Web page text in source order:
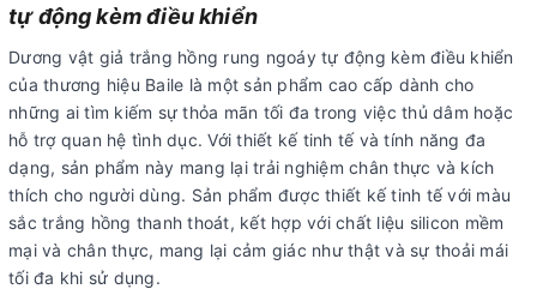
tự động kèm điều khiển
Dương vật giả trắng hồng rung ngoáy tự động kèm điều khiển
của thương hiệu Baile là một sản phẩm cao cấp dành cho
những ai tìm kiếm sự thỏa mãn tối đa trong việc thủ dâm hoặc
hỗ trợ quan hệ tình dục. Với thiết kế tinh tế và tính năng đa
dạng, sản phẩm này mang lại trải nghiệm chân thực và kích
thích cho người dùng. Sản phẩm được thiết kế tinh tế với màu
sắc trắng hồng thanh thoát, kết hợp với chất liệu silicon mềm
mại và chân thực, mang lại cảm giác như thật và sự thoải mái
tối đa khi sử dụng.